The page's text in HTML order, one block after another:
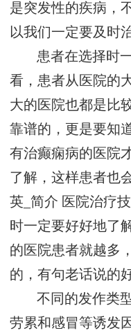
是突发性的疾病，
以我们一定要及时
患者在选择时
看，患者从医院的
大的医院也都是比
靠谱的，更是要知
有治癫痫病的医院
了解，这样患者也
英_简介 医院治疗
时一定要好好地了
的医院患者就越多
的，有句老话说的
不同的发作类
劳累和感冒等诱发